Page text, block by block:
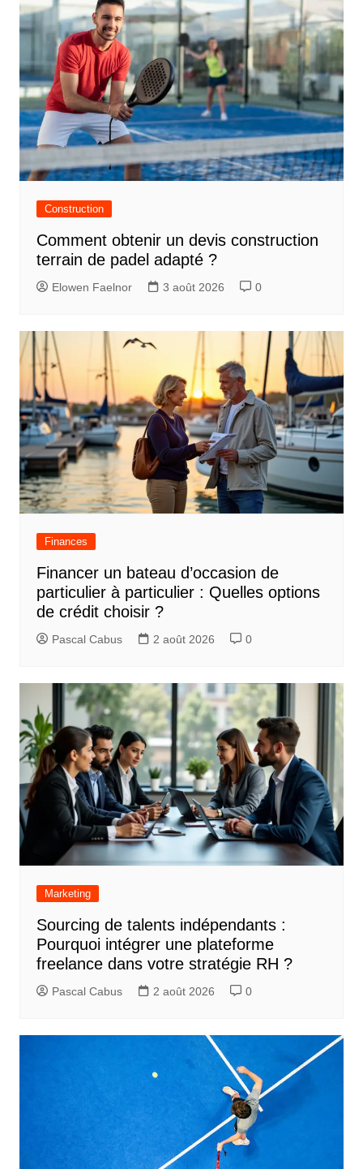
Construction
Comment obtenir un devis construction
terrain de padel adapté ?
Elowen Faelnor 3 août 2026 0
Finances
Financer un bateau d’occasion de
particulier à particulier : Quelles options
de crédit choisir ?
Pascal Cabus 2 août 2026 0
Marketing
Sourcing de talents indépendants :
Pourquoi intégrer une plateforme
freelance dans votre stratégie RH ?
Pascal Cabus 2 août 2026 0